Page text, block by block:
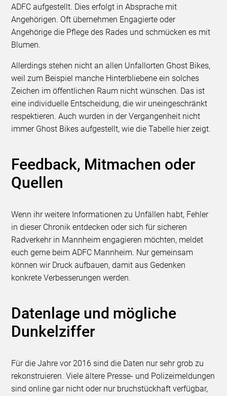
ADFC aufgestellt. Dies erfolgt in Absprache mit
Angehörigen. Oft übernehmen Engagierte oder
Angehörige die Pflege des Rades und schmücken es mit
Blumen.
Allerdings stehen nicht an allen Unfallorten Ghost Bikes,
weil zum Beispiel manche Hinterbliebene ein solches
Zeichen im öffentlichen Raum nicht wünschen. Das ist
eine individuelle Entscheidung, die wir uneingeschränkt
respektieren. Auch wurden in der Vergangenheit nicht
immer Ghost Bikes aufgestellt, wie die Tabelle hier zeigt.
Feedback, Mitmachen oder
Quellen
Wenn ihr weitere Informationen zu Unfällen habt, Fehler
in dieser Chronik entdecken oder sich für sicheren
Radverkehr in Mannheim engagieren möchten, meldet
euch gerne beim ADFC Mannheim. Nur gemeinsam
können wir Druck aufbauen, damit aus Gedenken
konkrete Verbesserungen werden.
Datenlage und mögliche
Dunkelziffer
Für die Jahre vor 2016 sind die Daten nur sehr grob zu
rekonstruieren. Viele ältere Presse- und Polizeimeldungen
sind online gar nicht oder nur bruchstückhaft verfügbar,